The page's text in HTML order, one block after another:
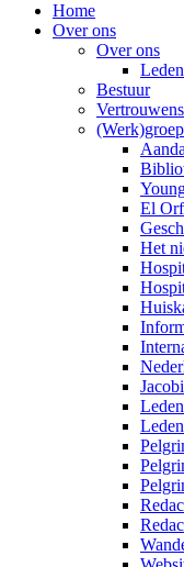
Home
Over ons
Over ons
Bestuur
El
Het